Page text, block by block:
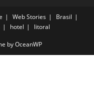
Web Stories
Brasil
hotel litoral
by OceanWP